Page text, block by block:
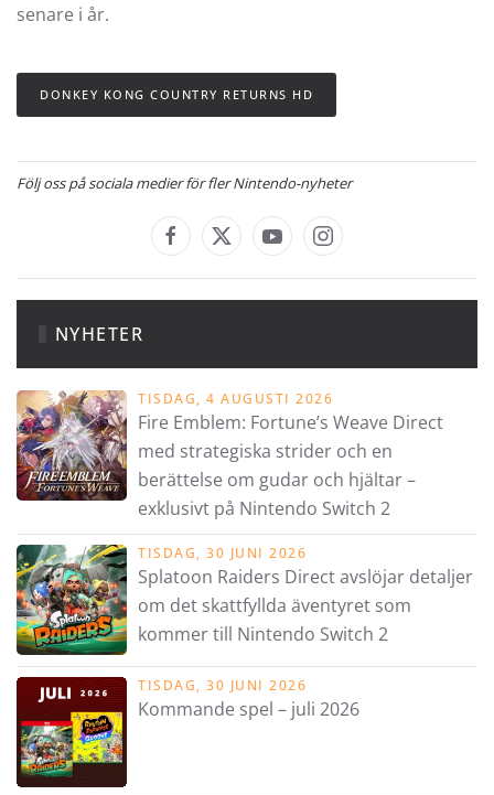
senare i år.
DONKEY KONG COUNTRY RETURNS HD
Följ oss på sociala medier för fler Nintendo-nyheter
NYHETER
TISDAG, 4 AUGUSTI 2026
Fire Emblem: Fortune’s Weave Direct
med strategiska strider och en
berättelse om gudar och hjältar –
exklusivt på Nintendo Switch 2
TISDAG, 30 JUNI 2026
Splatoon Raiders Direct avslöjar detaljer
om det skattfyllda äventyret som
kommer till Nintendo Switch 2
TISDAG, 30 JUNI 2026
Kommande spel – juli 2026